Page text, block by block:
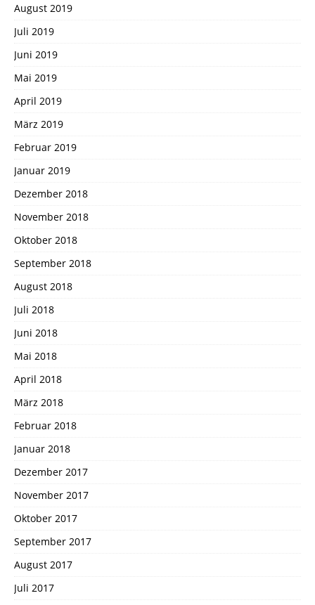
August 2019
Juli 2019
Juni 2019
Mai 2019
April 2019
März 2019
Februar 2019
Januar 2019
Dezember 2018
November 2018
Oktober 2018
September 2018
August 2018
Juli 2018
Juni 2018
Mai 2018
April 2018
März 2018
Februar 2018
Januar 2018
Dezember 2017
November 2017
Oktober 2017
September 2017
August 2017
Juli 2017